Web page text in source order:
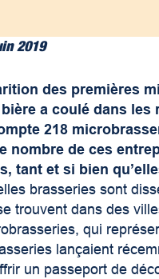
2019
des premières
a coulé dans
218
nombre de ces
tant et si bien
brasseries sont
trouvent dans des
qui
lançaient
un passeport de